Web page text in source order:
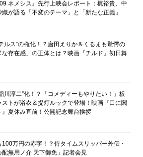
ネメシス』先行上映会レポート：梶裕貴、中
が語る「不変のテーマ」と「新たな正義」
ルス”の権化！？唐田えりか＆くるまも驚愕の
な存在感」の正体とは？映画『チルド』初日舞
川淳二”化！？「コメディーもやりたい！」板
トが浴衣＆提灯ルックで登場！映画『口に関
』夏休み直前！公開記念舞台挨拶
100万円の赤字！？侍タイムスリッパー外伝・
連続時代劇「心配無用ノ介 天下御免」記者会見